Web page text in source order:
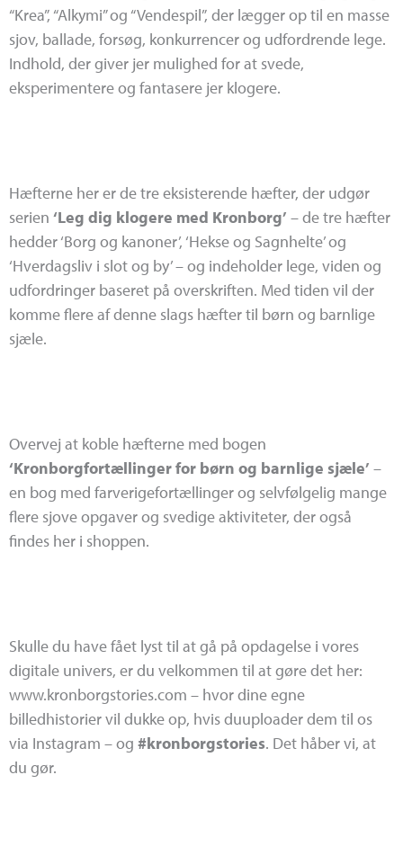
“Krea”, “Alkymi” og “Vendespil”, der lægger op til en masse
sjov, ballade, forsøg, konkurrencer og udfordrende lege.
Indhold, der giver jer mulighed for at svede,
eksperimentere og fantasere jer klogere.
Hæfterne her er de tre eksisterende hæfter, der udgør
serien ‘Leg dig klogere med Kronborg’ – de tre hæfter
hedder ‘Borg og kanoner’, ‘Hekse og Sagnhelte’ og
‘Hverdagsliv i slot og by’ – og indeholder lege, viden og
udfordringer baseret på overskriften. Med tiden vil der
komme flere af denne slags hæfter til børn og barnlige
sjæle.
Overvej at koble hæfterne med bogen
‘Kronborgfortællinger for børn og barnlige sjæle’ –
en bog med farverigefortællinger og selvfølgelig mange
flere sjove opgaver og svedige aktiviteter, der også
findes her i shoppen.
Skulle du have fået lyst til at gå på opdagelse i vores
digitale univers, er du velkommen til at gøre det her:
www.kronborgstories.com – hvor dine egne
billedhistorier vil dukke op, hvis duuploader dem til os
via Instagram – og #kronborgstories. Det håber vi, at
du gør.